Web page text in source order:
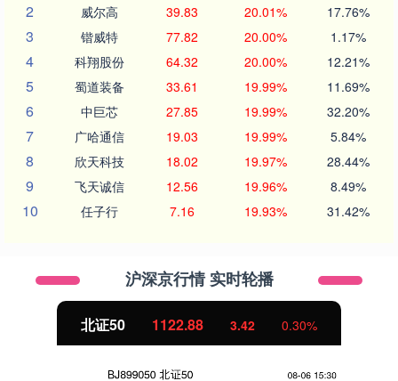
2 威尔高 39.83 20.01% 17.76%
3 锴威特 77.82 20.00% 1.17%
4 科翔股份 64.32 20.00% 12.21%
5 蜀道装备 33.61 19.99% 11.69%
6 中巨芯 27.85 19.99% 32.20%
7 广哈通信 19.03 19.99% 5.84%
8 欣天科技 18.02 19.97% 28.44%
9 飞天诚信 12.56 19.96% 8.49%
10 任子行 7.16 19.93% 31.42%
沪深京行情 实时轮播
北证50 1122.88 3.42 0.30%